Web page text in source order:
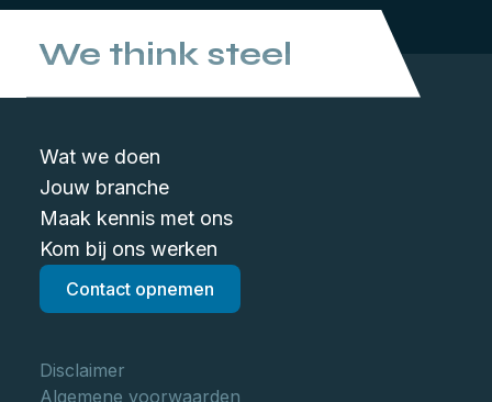
We think steel
Wat we doen
Jouw branche
Maak kennis met ons
Kom bij ons werken
Contact opnemen
Disclaimer
Algemene voorwaarden